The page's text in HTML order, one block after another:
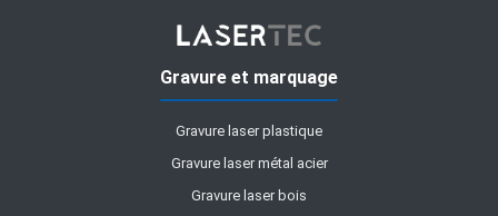
Gravure et marquage
Gravure laser plastique
Gravure laser métal acier
Gravure laser bois